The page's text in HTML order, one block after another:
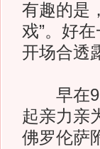
有趣的是
戏”。好
开场合透
早在9月
起亲力亲
佛罗伦萨